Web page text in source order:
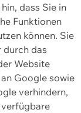
dass Sie in
Funktionen
können. Sie
durch das
Website
Google sowie
verhindern,